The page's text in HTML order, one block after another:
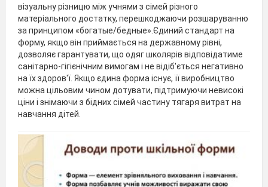
візуальну різницю між учнями з сімей різного
матеріального достатку, перешкоджаючи розшаруванню
за принципом «богатые/бедные».Єдиний стандарт на
форму, якщо він приймається на державному рівні,
дозволяє гарантувати, що одяг школярів відповідатиме
санітарно-гігієнічним вимогам і не відіб'ється негативно
на їх здоров'ї. Якщо єдина форма існує, її виробництво
можна цільовим чином дотувати, підтримуючи невисокі
ціни і знімаючи з бідних сімей частину тягаря витрат на
навчання дітей.